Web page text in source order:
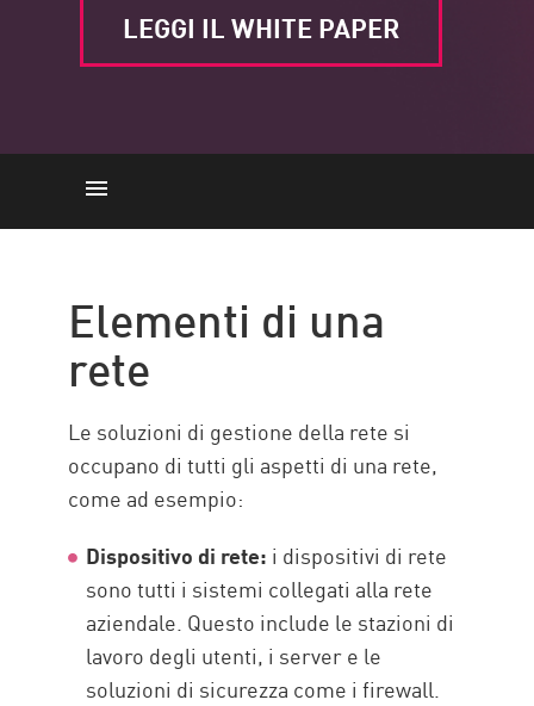
LEGGI IL WHITE PAPER
Compiti di gestione
Vantaggi
Check Point solution
Risorse
Elementi di una
rete
Le soluzioni di gestione della rete si
occupano di tutti gli aspetti di una rete,
come ad esempio:
Dispositivo di rete: i dispositivi di rete
sono tutti i sistemi collegati alla rete
aziendale. Questo include le stazioni di
lavoro degli utenti, i server e le
soluzioni di sicurezza come i firewall.